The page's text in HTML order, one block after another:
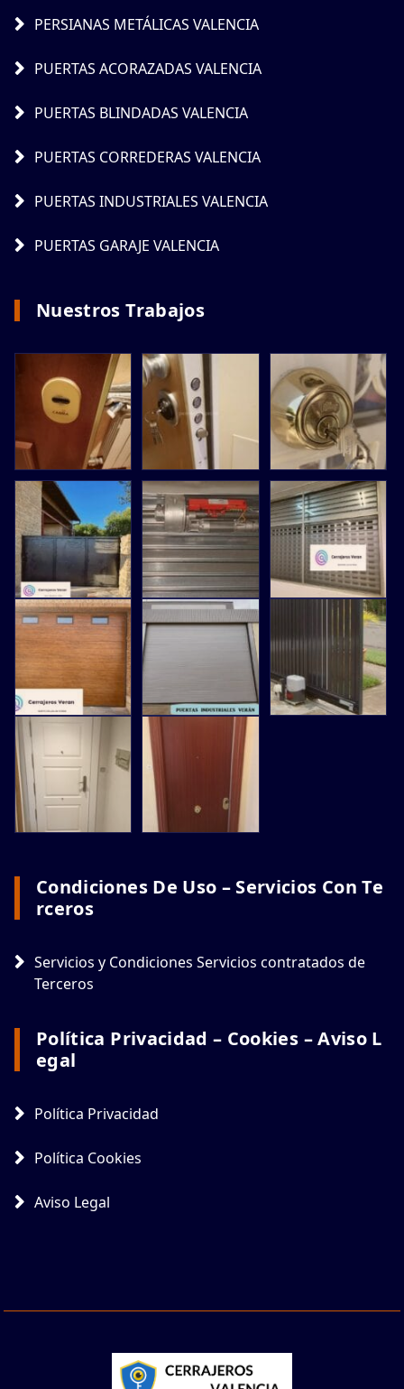
PERSIANAS METÁLICAS VALENCIA
PUERTAS ACORAZADAS VALENCIA
PUERTAS BLINDADAS VALENCIA
PUERTAS CORREDERAS VALENCIA
PUERTAS INDUSTRIALES VALENCIA
PUERTAS GARAJE VALENCIA
Nuestros Trabajos
Condiciones De Uso – Servicios Con Te
Rceros
Servicios y Condiciones Servicios contratados de
Terceros
Política Privacidad – Cookies – Aviso L
Egal
Política Privacidad
Política Cookies
Aviso Legal